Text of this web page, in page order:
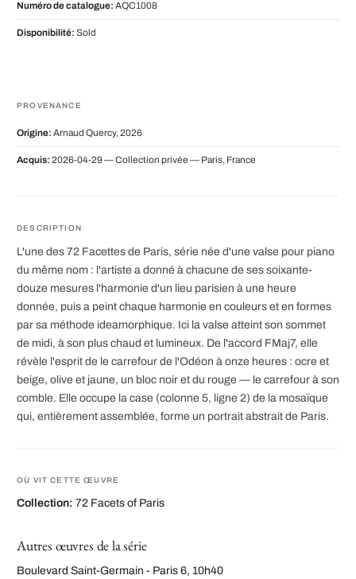
Numéro de catalogue: AQC1008
Disponibilité: Sold
PROVENANCE
Origine: Arnaud Quercy, 2026
Acquis: 2026-04-29 — Collection privée — Paris, France
DESCRIPTION
L'une des 72 Facettes de Paris, série née d'une valse pour piano
du même nom : l'artiste a donné à chacune de ses soixante-
douze mesures l'harmonie d'un lieu parisien à une heure
donnée, puis a peint chaque harmonie en couleurs et en formes
par sa méthode ideamorphique. Ici la valse atteint son sommet
de midi, à son plus chaud et lumineux. De l'accord FMaj7, elle
révèle l'esprit de le carrefour de l'Odéon à onze heures : ocre et
beige, olive et jaune, un bloc noir et du rouge — le carrefour à son
comble. Elle occupe la case (colonne 5, ligne 2) de la mosaïque
qui, entièrement assemblée, forme un portrait abstrait de Paris.
OÙ VIT CETTE ŒUVRE
Collection: 72 Facets of Paris
Autres œuvres de la série
Boulevard Saint-Germain - Paris 6, 10h40